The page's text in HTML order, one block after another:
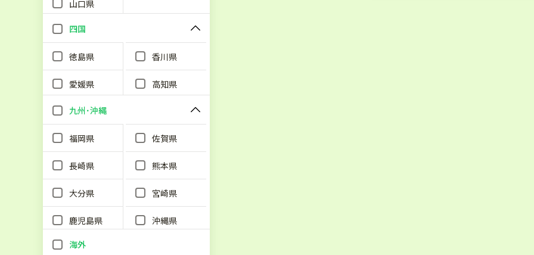
山口県
四国
徳島県 香川県
愛媛県 高知県
九州･沖縄
福岡県 佐賀県
長崎県 熊本県
大分県 宮崎県
鹿児島県
沖縄県
海外